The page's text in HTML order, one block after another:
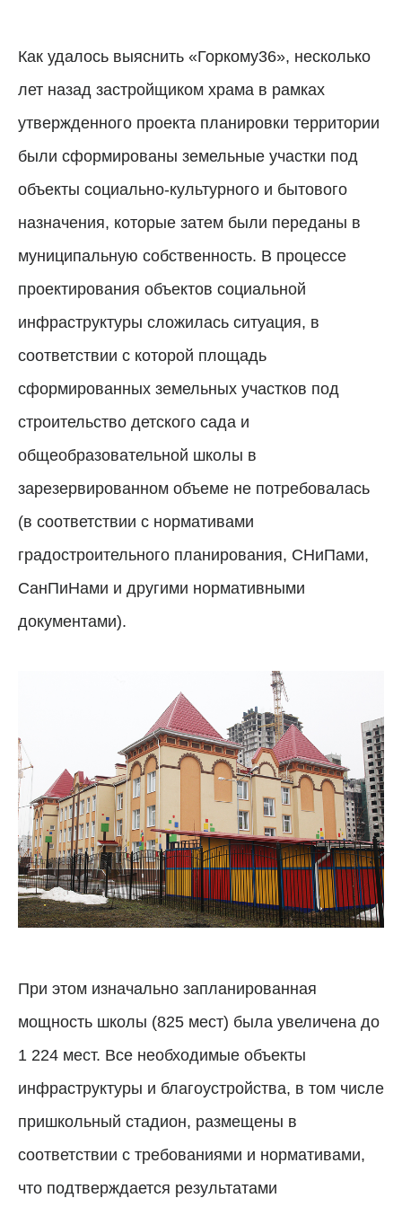
Как удалось выяснить «Горкому36», несколько
лет назад застройщиком храма в рамках
утвержденного проекта планировки территории
были сформированы земельные участки под
объекты социально-культурного и бытового
назначения, которые затем были переданы в
муниципальную собственность. В процессе
проектирования объектов социальной
инфраструктуры сложилась ситуация, в
соответствии с которой площадь
сформированных земельных участков под
строительство детского сада и
общеобразовательной школы в
зарезервированном объеме не потребовалась
(в соответствии с нормативами
градостроительного планирования, СНиПами,
СанПиНами и другими нормативными
документами).
При этом изначально запланированная
мощность школы (825 мест) была увеличена до
1 224 мест. Все необходимые объекты
инфраструктуры и благоустройства, в том числе
пришкольный стадион, размещены в
соответствии с требованиями и нормативами,
что подтверждается результатами